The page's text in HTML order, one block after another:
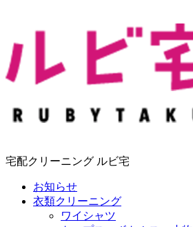
宅配クリーニング ルビ宅
お知らせ
衣類クリーニング
ワイシャツ